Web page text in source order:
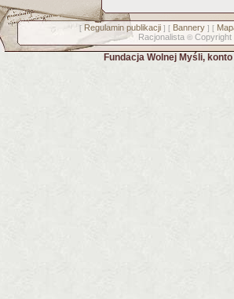
[ Regulamin publikacji] [ Bannery] [
Racjonalista © Copyright
Fundacja Wolnej Myśli,